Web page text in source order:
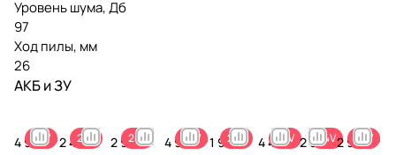
Уровень шума, Дб
97
Ход пилы, мм
26
АКБ и ЗУ
24V
4 990 ₽
24V
2 490 ₽
24V
2 990 ₽
24V
4 990 ₽ 24V
1 990 ₽
24V
4 490
24V
2 990
24V
2 990 ₽